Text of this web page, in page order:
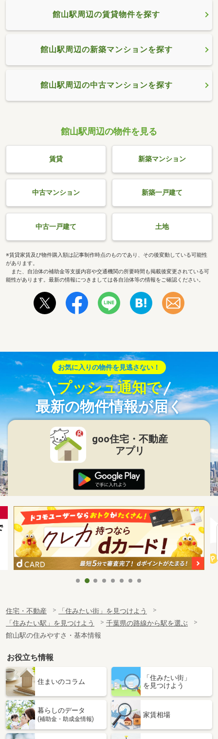
館山駅周辺の賃貸物件を探す
館山駅周辺の新築マンションを探す
館山駅周辺の中古マンションを探す
館山駅周辺の物件を見る
賃貸 新築マンション
中古マンション 新築一戸建て
中古一戸建て 土地
※賃貸家賃及び物件購入額は記事制作時点のものであり、その後変動している可能性
があります。
また、自治体の補助金等支援内容や交通機関の所要時間も掲載後変更されている可
能性があります。最新の情報につきましては各自治体等の情報をご確認ください。
お気に入りの物件を見逃さない！
プッシュ通知で
最新の物件情報が届く
goo住宅・不動産
アプリ
住宅・不動産
「住みたい街」を見つけよう
「住みたい駅」を見つけよう
千葉県の路線から駅を選ぶ
館山駅の住みやすさ・基本情報
お役立ち情報
住まいのコラム
「住みたい街」
を見つけよう
暮らしのデータ
(補助金・助成金情報)
家賃相場